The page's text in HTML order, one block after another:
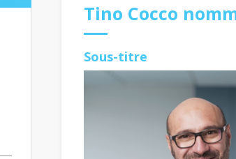
Tino Cocco
Sous-titre